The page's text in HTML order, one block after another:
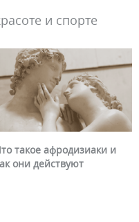
и спорте
такое афродизиаки и
они действуют